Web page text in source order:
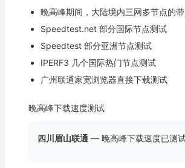
晚高峰期间，大陆境内三网多节点的
Speedtest.net 部分国际节点测试
Speedtest 部分亚洲节点测试
IPERF3 几个国际热门节点测试
广州联通家宽浏览器直接下载测试
晚高峰下载速度测试
四川眉山联通 — 晚高峰下载速度已测